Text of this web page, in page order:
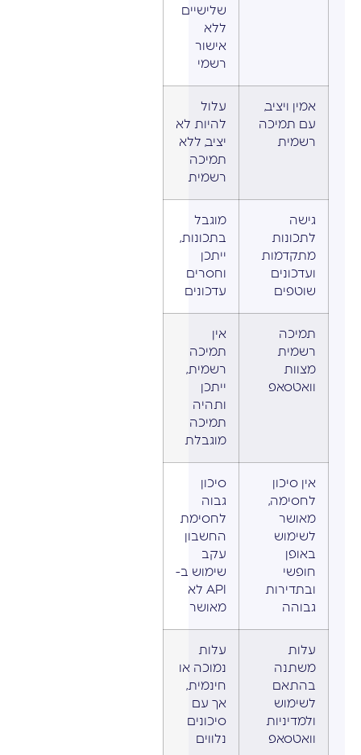
שלישיים
ללא
אישור
רשמי
אמין ויציב,
עם תמיכה
רשמית
עלול
להיות לא
יציב, ללא
תמיכה
רשמית
גישה
לתכונות
מתקדמות
ועדכונים
שוטפים
מוגבל
בתכונות,
ייתכן
וחסרים
עדכונים
תמיכה
רשמית
מצוות
וואטסאפ
אין
תמיכה
רשמית,
ייתכן
ותהיה
תמיכה
מוגבלת
אין סיכון
לחסימה,
מאושר
לשימוש
באופן
חופשי
ובתדירות
גבוהה
סיכון
גבוה
לחסימת
החשבון
עקב
שימוש ב-
API לא
מאושר
עלות
משתנה
בהתאם
לשימוש
ולמדיניות
וואטסאפ
עלות
נמוכה או
חינמית,
אך עם
סיכונים
נלווים